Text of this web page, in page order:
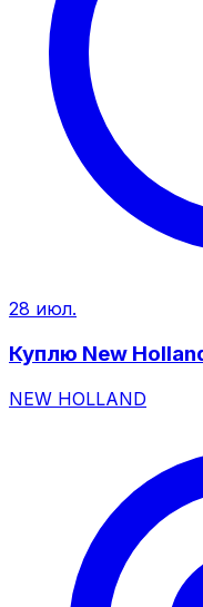
28 июл.
Куплю New
NEW HOLLAND